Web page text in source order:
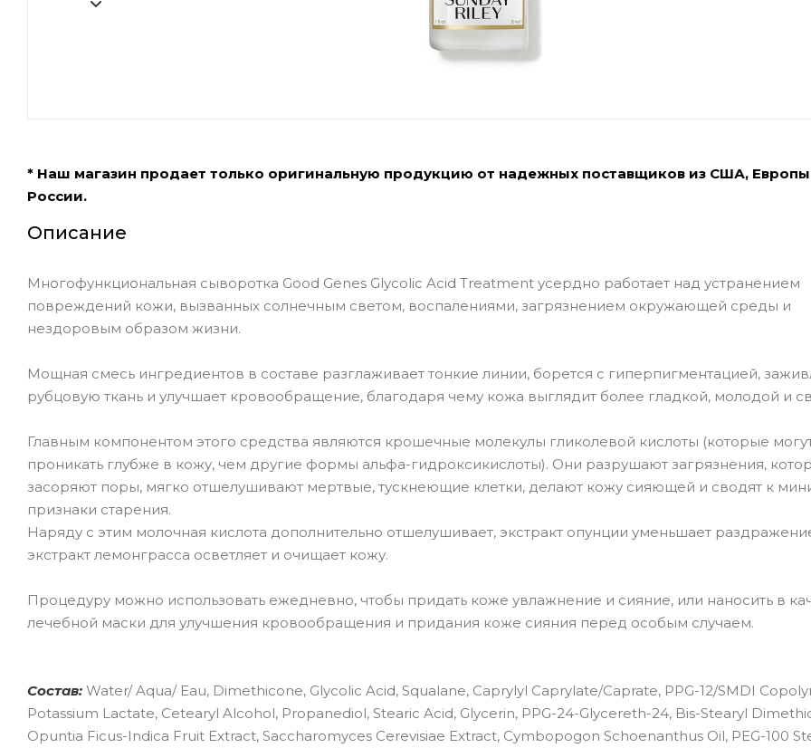
* Наш магазин продает только оригинальную продукцию от надежных поставщиков из США,
России.
Описание
Многофункциональная сыворотка Good Genes Glycolic Acid Treatment усердно работает над устранением
повреждений кожи, вызванных солнечным светом, воспалениями, загрязнением окружающей среды и
нездоровым образом жизни.
Мощная смесь ингредиентов в составе разглаживает тонкие линии, борется с гиперпигментацией,
рубцовую ткань и улучшает кровообращение, благодаря чему кожа выглядит более гладкой, молодой и
Главным компонентом этого средства являются крошечные молекулы гликолевой кислоты (которые
проникать глубже в кожу, чем другие формы альфа-гидроксикислоты). Они разрушают загрязнения,
засоряют поры, мягко отшелушивают мертвые, тускнеющие клетки, делают кожу сияющей и сводят к
признаки старения.
Наряду с этим молочная кислота дополнительно отшелушивает, экстракт опунции уменьшает
экстракт лемонграсса осветляет и очищает кожу.
Процедуру можно использовать ежедневно, чтобы придать коже увлажнение и сияние, или наносить в
лечебной маски для улучшения кровообращения и придания коже сияния перед особым случаем.
Состав: Water/ Aqua/ Eau, Dimethicone, Glycolic Acid, Squalane, Caprylyl Caprylate/Caprate, PPG-12/SMDI
Potassium Lactate, Cetearyl Alcohol, Propanediol, Stearic Acid, Glycerin, PPG-24-Glycereth-24, Bis-Stearyl
Opuntia Ficus-Indica Fruit Extract, Saccharomyces Cerevisiae Extract, Cymbopogon Schoenanthus Oil, PEG-100